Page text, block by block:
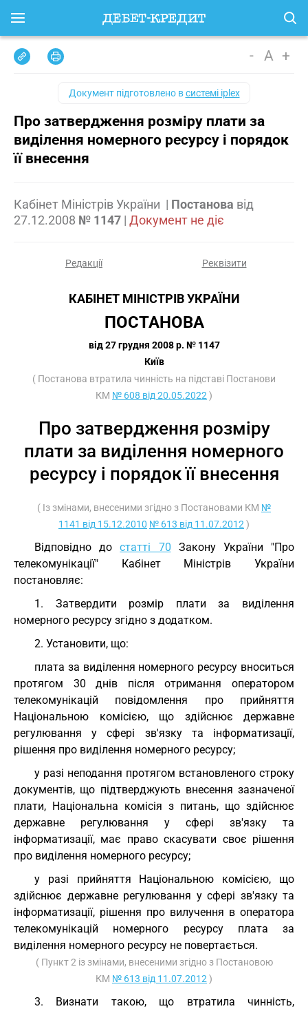
- A +
Документ підготовлено всистемі iplex
Про затвердження розміру плати за
виділення номерного ресурсу і порядок
її внесення
Кабінет Міністрів України | Постанова від
27.12.2008 № 1147 | Документ не діє
Редакції Реквізити
КАБІНЕТ МІНІСТРІВ УКРАЇНИ
ПОСТАНОВА
від 27 грудня 2008 р. № 1147
Київ
( Постанова втратила чинність на підставі Постанови
КМ № 608 від 20.05.2022 )
Про затвердження розміру
плати за виділення номерного
ресурсу і порядок її внесення
( Із змінами, внесеними згідно з Постановами КМ №
1141 від 15.12.2010 № 613 від 11.07.2012 )
Відповідно достатті 70 Закону України "Про
телекомунікації" Кабінет Міністрів України
постановляє:
1. Затвердити розмір плати за виділення
номерного ресурсу згідно з додатком.
2. Установити, що:
плата за виділення номерного ресурсу вноситься
протягом 30 днів після отримання оператором
телекомунікацій повідомлення про прийняття
Національною комісією, що здійснює державне
регулювання у сфері зв'язку та інформатизації,
рішення про виділення номерного ресурсу;
у разі неподання протягом встановленого строку
документів, що підтверджують внесення зазначеної
плати, Національна комісія з питань, що здійснює
державне регулювання у сфері зв'язку та
інформатизації, має право скасувати своє рішення
про виділення номерного ресурсу;
у разі прийняття Національною комісією, що
здійснює державне регулювання у сфері зв'язку та
інформатизації, рішення про вилучення в оператора
телекомунікацій номерного ресурсу плата за
виділення номерного ресурсу не повертається.
( Пункт 2 із змінами, внесеними згідно з Постановою
КМ № 613 від 11.07.2012 )
3. Визнати такою, що втратила чинність,